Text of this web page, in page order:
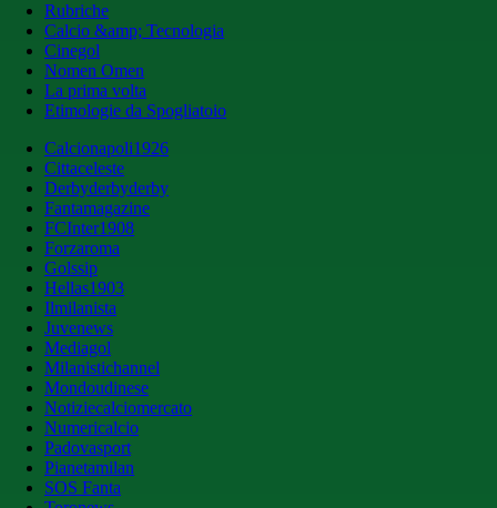
Rubriche
Calcio &amp; Tecnologia
Cinegol
Nomen Omen
La prima volta
Etimologie da Spogliatoio
Calcionapoli1926
Cittaceleste
Derbyderbyderby
Fantamagazine
FCInter1908
Forzaroma
Golssip
Hellas1903
Ilmilanista
Juvenews
Mediagol
Milanistichannel
Mondoudinese
Notiziecalciomercato
Numericalcio
Padovasport
Pianetamilan
SOS Fanta